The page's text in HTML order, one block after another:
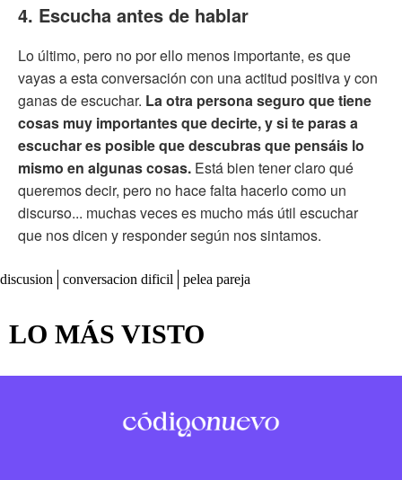
4. Escucha antes de hablar
Lo último, pero no por ello menos importante, es que
vayas a esta conversación con una actitud positiva y con
ganas de escuchar. La otra persona seguro que tiene
cosas muy importantes que decirte, y si te paras a
escuchar es posible que descubras que pensáis lo
mismo en algunas cosas. Está bien tener claro qué
queremos decir, pero no hace falta hacerlo como un
discurso... muchas veces es mucho más útil escuchar
que nos dicen y responder según nos sintamos.
discusion conversacion dificil pelea pareja
LO MÁS VISTO